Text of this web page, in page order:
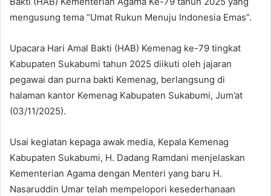
mengusung tema “Umat Rukun Menuju Indonesia Emas”.
Upacara Hari Amal Bakti (HAB) Kemenag ke-79 tingkat
Kabupaten Sukabumi tahun 2025 diikuti oleh jajaran
pegawai dan purna bakti Kemenag, berlangsung di
halaman kantor Kemenag Kabupaten Sukabumi, Jum’at
(03/11/2025).
Usai kegiatan kepaga awak media, Kepala Kemenag
Kabupaten Sukabumi, H. Dadang Ramdani menjelaskan
Kementerian Agama dengan Menteri yang baru H.
Nasaruddin Umar telah mempelopori kesederhanaan